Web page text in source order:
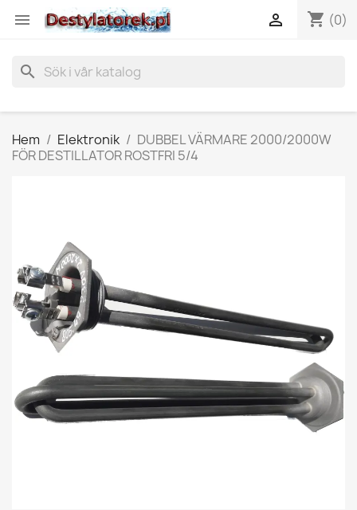
 shopping_cart (0)

search
Hem Elektronik
DUBBEL VÄRMARE 2000/2000W
FÖR DESTILLATOR ROSTFRI 5/4